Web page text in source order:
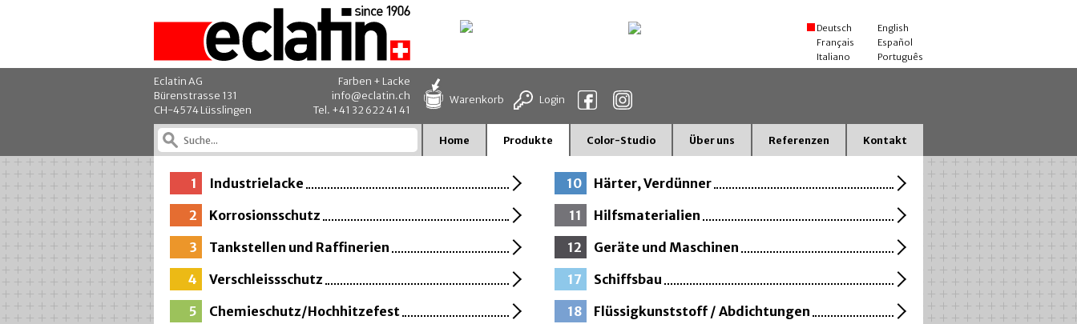
Eclatin AG
Bürenstrasse 131
CH-4574 Lüsslingen
Farben + Lacke
info@eclatin.ch
Tel. +41 32 622 41 41
Warenkorb Login
Deutsch
Français
Italiano
English
Español
Português
Home Produkte Color-Studio Über uns Referenzen Kontakt
1
Industrielacke
2
Korrosionsschutz
3
Tankstellen und Raffinerien
4
Verschleissschutz
5
Chemieschutz/Hochhitzefest
10
Härter, Verdünner
11
Hilfsmaterialien
12
Geräte und Maschinen
17
Schiffsbau
18
Flüssigkunststoff / Abdichtungen